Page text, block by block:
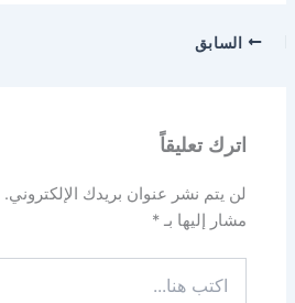
السابق
اترك تعليقاً
لن يتم نشر عنوان بريدك الإلكتروني.
مشار إليها بـ*
هنا...